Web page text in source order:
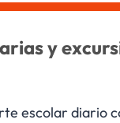
y
escolar diario